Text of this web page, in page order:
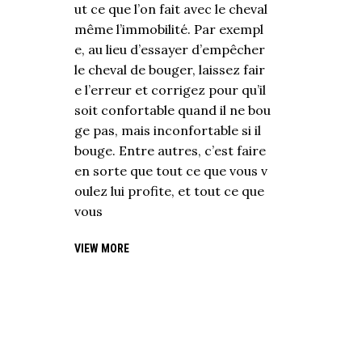
ut ce que l’on fait avec le cheval
même l’immobilité. Par exempl
e, au lieu d’essayer d’empêcher
le cheval de bouger, laissez fair
e l’erreur et corrigez pour qu’il
soit confortable quand il ne bou
ge pas, mais inconfortable si il
bouge. Entre autres, c’est faire
en sorte que tout ce que vous v
oulez lui profite, et tout ce que
vous
VIEW MORE